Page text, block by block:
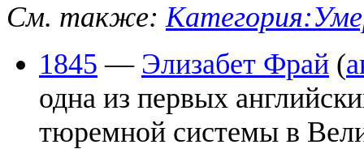
См. также:
1845 — Элизабет Фрай (
одна из первых
тюремной системы в